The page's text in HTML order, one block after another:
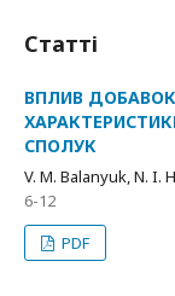
Статті
ВПЛИВ ДОБАВОК
СПОЛУК
V. M. Balanyuk, N. I.
6-12
PDF